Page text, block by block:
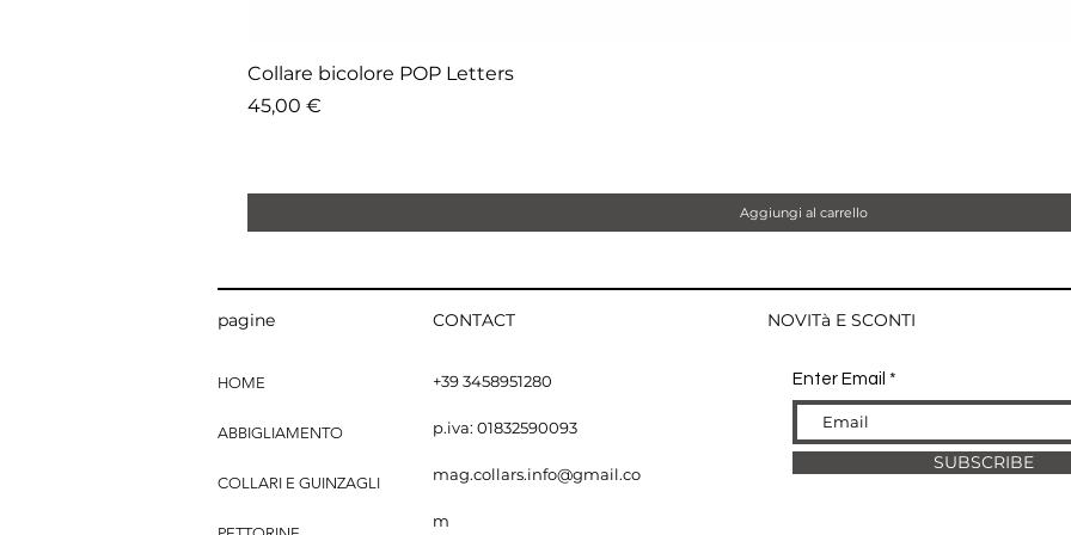
Collare bicolore POP Letters
Prezzo
45,00 €
Aggiungi al carrello
pagine
HOME
ABBIGLIAMENTO
COLLARI E GUINZAGLI
CONTACT
+39 3458951280
p.iva: 01832590093
mag.collars.info@gmail.co
m
NOVITà E SCONTI
Enter Email
SUBSCRIBE